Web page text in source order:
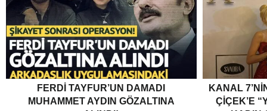
FERDI TAYFUR’UN DAMADI
MUHAMMET AYDIN GÖZALTINA
KANAL
ÇİÇEK’E